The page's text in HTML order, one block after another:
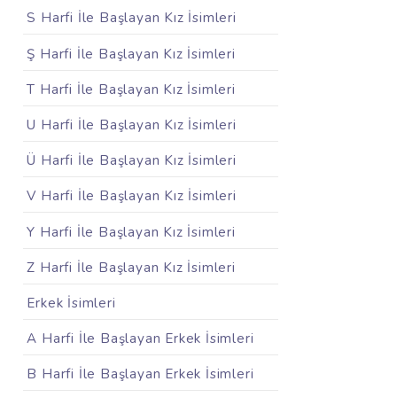
S Harfi İle Başlayan Kız İsimleri
Ş Harfi İle Başlayan Kız İsimleri
T Harfi İle Başlayan Kız İsimleri
U Harfi İle Başlayan Kız İsimleri
Ü Harfi İle Başlayan Kız İsimleri
V Harfi İle Başlayan Kız İsimleri
Y Harfi İle Başlayan Kız İsimleri
Z Harfi İle Başlayan Kız İsimleri
Erkek İsimleri
A Harfi İle Başlayan Erkek İsimleri
B Harfi İle Başlayan Erkek İsimleri